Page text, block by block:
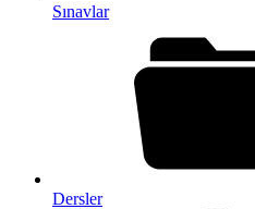
Sınavlar
Dersler